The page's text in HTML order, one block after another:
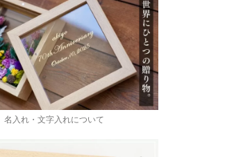
名入れ・文字入れについて